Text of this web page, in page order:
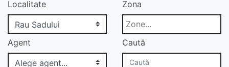
Localitate Zona
Agent Caută